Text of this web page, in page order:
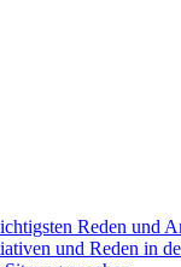
Reden und
und Reden in